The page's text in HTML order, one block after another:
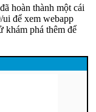
hoàn thành một cái
để xem webapp
khám phá thêm để